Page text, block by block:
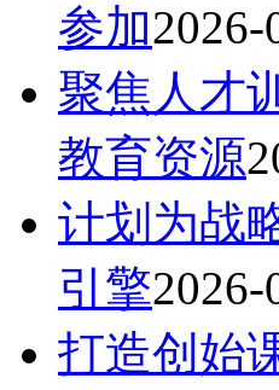
参加2026-
聚焦人才
教育资源
计划为战
引擎2026-
打造创始